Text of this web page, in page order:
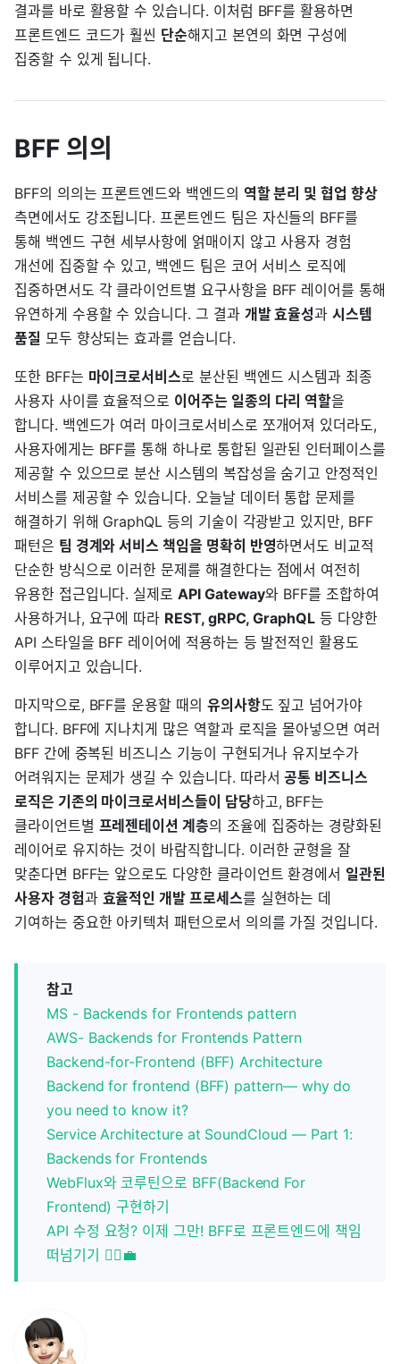
결과를 바로 활용할 수 있습니다. 이처럼 BFF를 활용하면
프론트엔드 코드가 훨씬 단순해지고 본연의 화면 구성에
집중할 수 있게 됩니다.
BFF 의의
BFF의 의의는 프론트엔드와 백엔드의 역할 분리 및 협업 향상
측면에서도 강조됩니다. 프론트엔드 팀은 자신들의 BFF를
통해 백엔드 구현 세부사항에 얽매이지 않고 사용자 경험
개선에 집중할 수 있고, 백엔드 팀은 코어 서비스 로직에
집중하면서도 각 클라이언트별 요구사항을 BFF 레이어를 통해
유연하게 수용할 수 있습니다. 그 결과 개발 효율성과시스템
품질 모두 향상되는 효과를 얻습니다.
또한 BFF는 마이크로서비스로 분산된 백엔드 시스템과 최종
사용자 사이를 효율적으로 이어주는 일종의 다리 역할을
합니다. 백엔드가 여러 마이크로서비스로 쪼개어져 있더라도,
사용자에게는 BFF를 통해 하나로 통합된 일관된 인터페이스를
제공할 수 있으므로 분산 시스템의 복잡성을 숨기고 안정적인
서비스를 제공할 수 있습니다. 오늘날 데이터 통합 문제를
해결하기 위해 GraphQL 등의 기술이 각광받고 있지만, BFF
패턴은 팀 경계와 서비스 책임을 명확히 반영하면서도 비교적
단순한 방식으로 이러한 문제를 해결한다는 점에서 여전히
유용한 접근입니다. 실제로API Gateway와 BFF를 조합하여
사용하거나, 요구에 따라 REST, gRPC, GraphQL등 다양한
API 스타일을 BFF 레이어에 적용하는 등 발전적인 활용도
이루어지고 있습니다.
마지막으로, BFF를 운용할 때의 유의사항도 짚고 넘어가야
합니다. BFF에 지나치게 많은 역할과 로직을 몰아넣으면 여러
BFF 간에 중복된 비즈니스 기능이 구현되거나 유지보수가
어려워지는 문제가 생길 수 있습니다. 따라서공통 비즈니스
로직은 기존의 마이크로서비스들이 담당하고, BFF는
클라이언트별 프레젠테이션 계층의 조율에 집중하는 경량화된
레이어로 유지하는 것이 바람직합니다. 이러한 균형을 잘
맞춘다면 BFF는 앞으로도 다양한 클라이언트 환경에서 일관된
사용자 경험과 효율적인 개발 프로세스를 실현하는 데
기여하는 중요한 아키텍처 패턴으로서 의의를 가질 것입니다.
참고
MS - Backends for Frontends pattern
AWS- Backends for Frontends Pattern
Backend-for-Frontend (BFF) Architecture
Backend for frontend (BFF) pattern— why do
you need to know it?
Service Architecture at SoundCloud — Part 1:
Backends for Frontends
WebFlux와 코루틴으로 BFF(Backend For
Frontend) 구현하기
API 수정 요청? 이제 그만! BFF로 프론트엔드에 책임
떠넘기기 🙅‍♂️💼